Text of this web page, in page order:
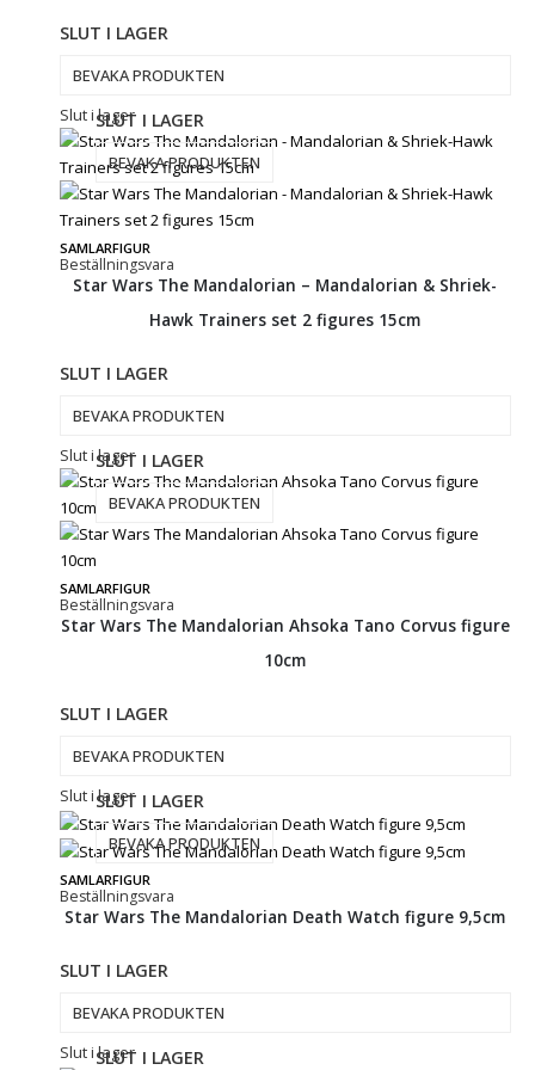
SLUT I LAGER
BEVAKA PRODUKTEN
Slut i lager
SAMLARFIGUR
Beställningsvara
SLUT I LAGER
BEVAKA PRODUKTEN
Star Wars The Mandalorian – Mandalorian & Shriek-
Hawk Trainers set 2 figures 15cm
SLUT I LAGER
BEVAKA PRODUKTEN
Slut i lager
SAMLARFIGUR
Beställningsvara
SLUT I LAGER
BEVAKA PRODUKTEN
Star Wars The Mandalorian Ahsoka Tano Corvus figure
10cm
SLUT I LAGER
BEVAKA PRODUKTEN
Slut i lager
SAMLARFIGUR
Beställningsvara
SLUT I LAGER
BEVAKA PRODUKTEN
Star Wars The Mandalorian Death Watch figure 9,5cm
SLUT I LAGER
BEVAKA PRODUKTEN
Slut i lagerSLUT I LAGER